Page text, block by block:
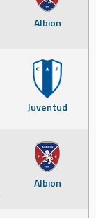
Albion
Juventud
Albion